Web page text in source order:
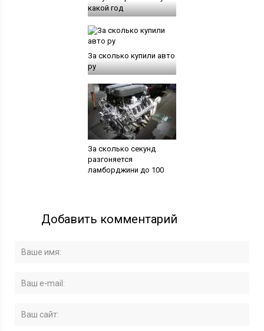
какой год
За сколько купили авто
ру
За сколько секунд
разгоняется
ламборджини до 100
Добавить комментарий